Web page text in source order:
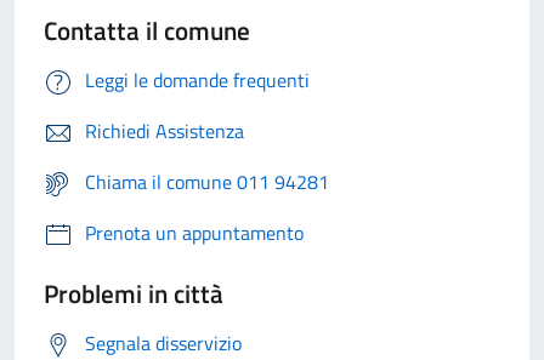
Contatta il comune
Leggi le domande frequenti
Richiedi Assistenza
Chiama il comune 011 94281
Prenota un appuntamento
Problemi in città
Segnala disservizio